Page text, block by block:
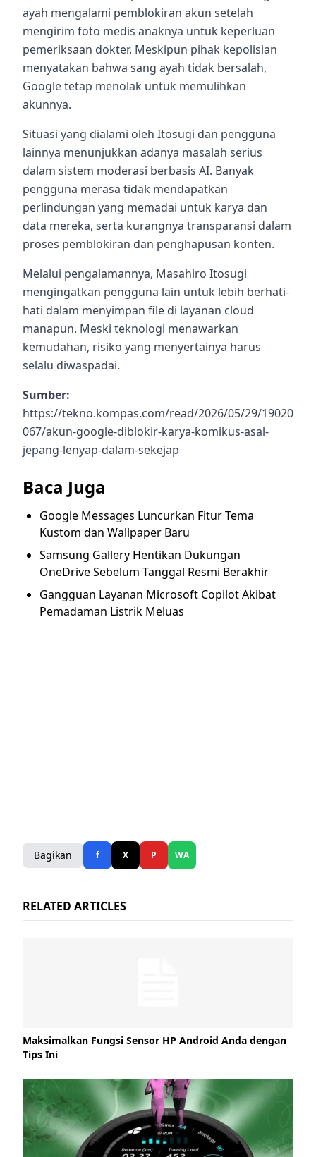
ayah mengalami pemblokiran akun setelah
mengirim foto medis anaknya untuk keperluan
pemeriksaan dokter. Meskipun pihak kepolisian
menyatakan bahwa sang ayah tidak bersalah,
Google tetap menolak untuk memulihkan
akunnya.
Situasi yang dialami oleh Itosugi dan pengguna
lainnya menunjukkan adanya masalah serius
dalam sistem moderasi berbasis AI. Banyak
pengguna merasa tidak mendapatkan
perlindungan yang memadai untuk karya dan
data mereka, serta kurangnya transparansi dalam
proses pemblokiran dan penghapusan konten.
Melalui pengalamannya, Masahiro Itosugi
mengingatkan pengguna lain untuk lebih berhati-
hati dalam menyimpan file di layanan cloud
manapun. Meski teknologi menawarkan
kemudahan, risiko yang menyertainya harus
selalu diwaspadai.
Sumber:
https://tekno.kompas.com/read/2026/05/29/19020
067/akun-google-diblokir-karya-komikus-asal-
jepang-lenyap-dalam-sekejap
Baca Juga
Google Messages Luncurkan Fitur Tema
Kustom dan Wallpaper Baru
Samsung Gallery Hentikan Dukungan
OneDrive Sebelum Tanggal Resmi Berakhir
Gangguan Layanan Microsoft Copilot Akibat
Pemadaman Listrik Meluas
Bagikan f X P WA
RELATED ARTICLES
Maksimalkan Fungsi Sensor HP Android Anda dengan
Tips Ini